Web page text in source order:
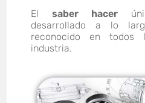
El saber hacer
desarrollado a lo
reconocido en
industria.